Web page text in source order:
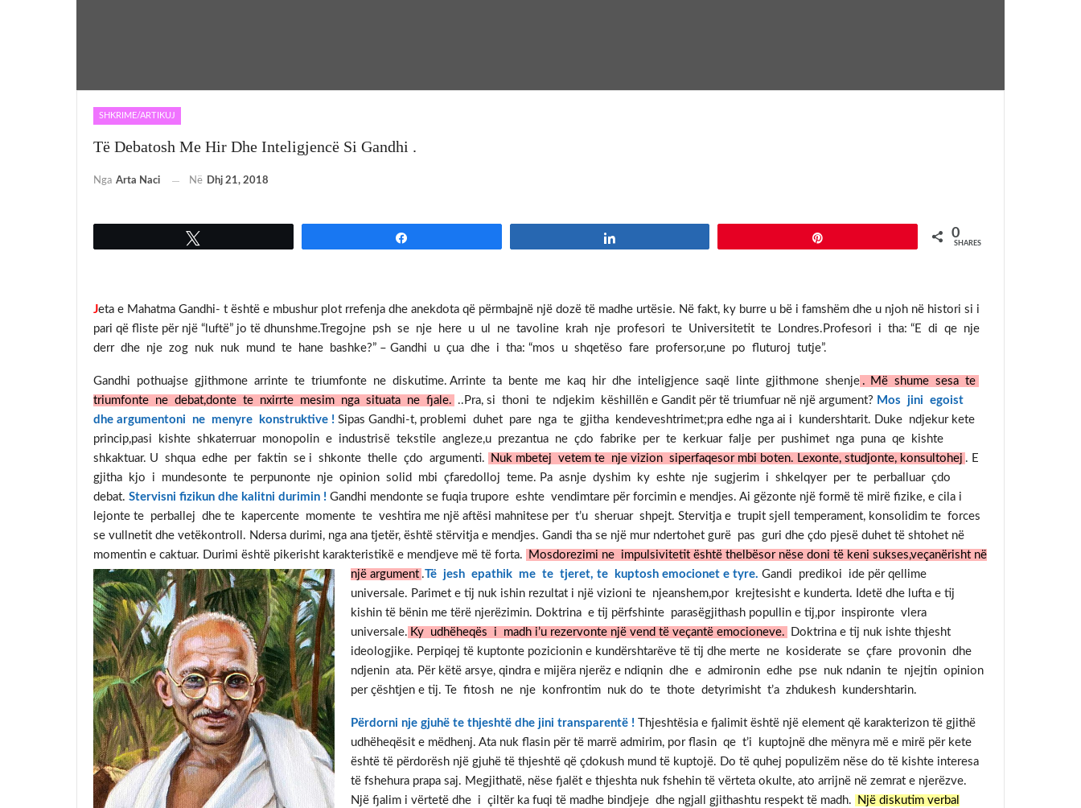
SHKRIME/ARTIKUJ
Të Debatosh Me Hir Dhe Inteligjencë Si Gandhi .
Nga Arta Naci Në Dhj 21, 2018
0
SHARES
Jeta e Mahatma Gandhi- t është e mbushur plot rrefenja dhe anekdota që përmbajnë një dozë të madhe urtësie. Në fakt, ky burre u bë i famshëm dhe u njoh në histori si i
pari që fliste për një “luftë” jo të dhunshme.Tregojne psh se nje here u ul ne tavoline krah nje profesori te Universitetit te Londres.Profesori i tha: “E di qe nje
derr dhe nje zog nuk nuk mund te hane bashke?” – Gandhi u çua dhe i tha: “mos u shqetëso fare profersor,une po fluturoj tutje”.
Gandhi pothuajse gjithmone arrinte te triumfonte ne diskutime. Arrinte ta bente me kaq hir dhe inteligjence saqë linte gjithmone shenje . Më shume sesa te
triumfonte ne debat,donte te nxirrte mesim nga situata ne fjale. ..Pra, si thoni te ndjekim këshillën e Gandit për të triumfuar në një argument? Mos jini egoist
dhe argumentoni ne menyre konstruktive ! Sipas Gandhi-t, problemi duhet pare nga te gjitha kendeveshtrimet;pra edhe nga ai i kundershtarit. Duke ndjekur kete
princip,pasi kishte shkaterruar monopolin e industrisë tekstile angleze,u prezantua ne çdo fabrike per te kerkuar falje per pushimet nga puna qe kishte
shkaktuar. U shqua edhe per faktin se i shkonte thelle çdo argumenti.
Nuk mbetej vetem te nje vizion siperfaqesor mbi boten. Lexonte, studjonte, konsultohej . E
gjitha kjo i mundesonte te perpunonte nje opinion solid mbi çfaredolloj teme. Pa asnje dyshim ky eshte nje sugjerim i shkelqyer per te perballuar çdo
debat. Stervisni fizikun dhe kalitni durimin ! Gandhi mendonte se fuqia trupore eshte vendimtare për forcimin e mendjes. Ai gëzonte një formë të mirë fizike, e cila i
lejonte te perballej dhe te kapercente momente te veshtira me një aftësi mahnitese per t’u sheruar shpejt. Stervitja e trupit sjell temperament, konsolidim te forces
se vullnetit dhe vetëkontroll. Ndersa durimi, nga ana tjetër, është stërvitja e mendjes. Gandi tha se një mur ndertohet gurë pas guri dhe çdo pjesë duhet të shtohet në
momentin e caktuar. Durimi është pikerisht karakteristikë e mendjeve më të forta.
Mosdorezimi ne impulsivitetit është thelbësor nëse doni të keni sukses,veçanërisht në
një argument .Të jesh epathik me te tjeret, te kuptosh emocionet e tyre. Gandi predikoi ide për qellime
universale. Parimet e tij nuk ishin rezultat i një vizioni te njeanshem,por krejtesisht e kunderta. Idetë dhe lufta e tij
kishin të bënin me tërë njerëzimin. Doktrina e tij përfshinte parasëgjithash popullin e tij,por inspironte vlera
universale. Ky udhëheqës i madh i’u rezervonte një vend të veçantë emocioneve.
Doktrina e tij nuk ishte thjesht
ideologjike. Perpiqej të kuptonte pozicionin e kundërshtarëve të tij dhe merte ne kosiderate se çfare provonin dhe
ndjenin ata. Për këtë arsye, qindra e mijëra njerëz e ndiqnin dhe e admironin edhe pse nuk ndanin te njejtin opinion
per çështjen e tij. Te fitosh ne nje konfrontim nuk do te thote detyrimisht t’a zhdukesh kundershtarin.
Përdorni nje gjuhë te thjeshtë dhe jini transparentë !
Thjeshtësia e fjalimit është një element që karakterizon të gjithë
udhëheqësit e mëdhenj. Ata nuk flasin për të marrë admirim, por flasin qe t’i kuptojnë dhe mënyra më e mirë për kete
është të përdorësh një gjuhë të thjeshtë që çdokush mund të kuptojë. Do të quhej populizëm nëse do të kishte interesa
të fshehura prapa saj. Megjithatë, nëse fjalët e thjeshta nuk fshehin të vërteta okulte, ato arrijnë në zemrat e njerëzve.
Një fjalim i vërtetë dhe i çiltër ka fuqi të madhe bindjeje dhe ngjall gjithashtu respekt të madh.
Një diskutim verbal